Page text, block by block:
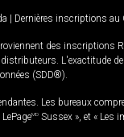
| Dernières inscriptions au
des inscriptions
L'exactitude
(SDD®).
Les bureaux
MD Sussex », et « Les